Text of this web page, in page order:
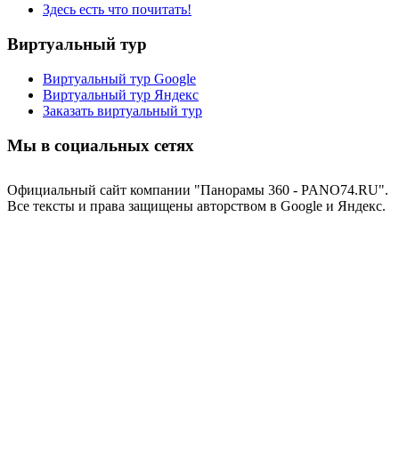
Здесь есть что почитать!
Виртуальный тур
Виртуальный тур Google
Виртуальный тур Яндекс
Заказать виртуальный тур
Мы в социальных сетях
Официальный сайт компании "Панорамы 360 - PANO74.RU".
Все тексты и права защищены авторством в Google и Яндекс.